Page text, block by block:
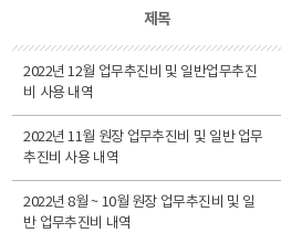
제목
2022년 12월 업무추진비 및 일반업무추진
비 사용 내역
2022년 11월 원장 업무추진비 및 일반 업무
추진비 사용 내역
2022년 8월 ~ 10월 원장 업무추진비 및 일
반 업무추진비 내역